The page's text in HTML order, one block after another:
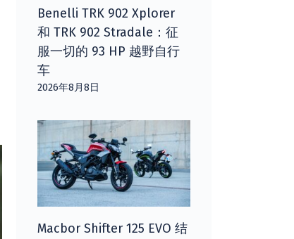
Benelli TRK 902 Xplorer
和 TRK 902 Stradale：征
服一切的 93 HP 越野自行
车
2026年8月8日
Macbor Shifter 125 EVO 结